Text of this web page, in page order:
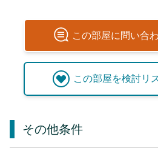
この部屋に問い合
この部屋を検討リ
その他条件